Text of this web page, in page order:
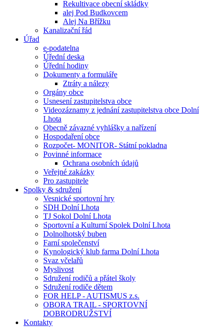
Rekultivace obecní skládky
alej Pod Budkovcem
Alej Na Břížku
Kanalizační řád
Úřad
e-podatelna
Úřední deska
Úřední hodiny
Dokumenty a formuláře
Ztráty a nálezy
Orgány obce
Usnesení zastupitelstva obce
Videozáznamy z jednání zastupitelstva obce Dolní
Lhota
Obecně závazné vyhlášky a nařízení
Hospodaření obce
Rozpočet- MONITOR- Státní pokladna
Povinné informace
Ochrana osobních údajů
Veřejné zakázky
Pro zastupitele
Spolky & sdružení
Vesnické sportovní hry
SDH Dolní Lhota
TJ Sokol Dolní Lhota
Sportovní a Kulturní Spolek Dolní Lhota
Dolnolhotský buben
Farní společenství
Kynologický klub farma Dolní Lhota
Svaz včelařů
Myslivost
Sdružení rodičů a přátel školy
Sdružení rodiče dětem
FOR HELP - AUTISMUS z.s.
OBORA TRAIL - SPORTOVNÍ
DOBRODRUŽSTVÍ
Kontakty